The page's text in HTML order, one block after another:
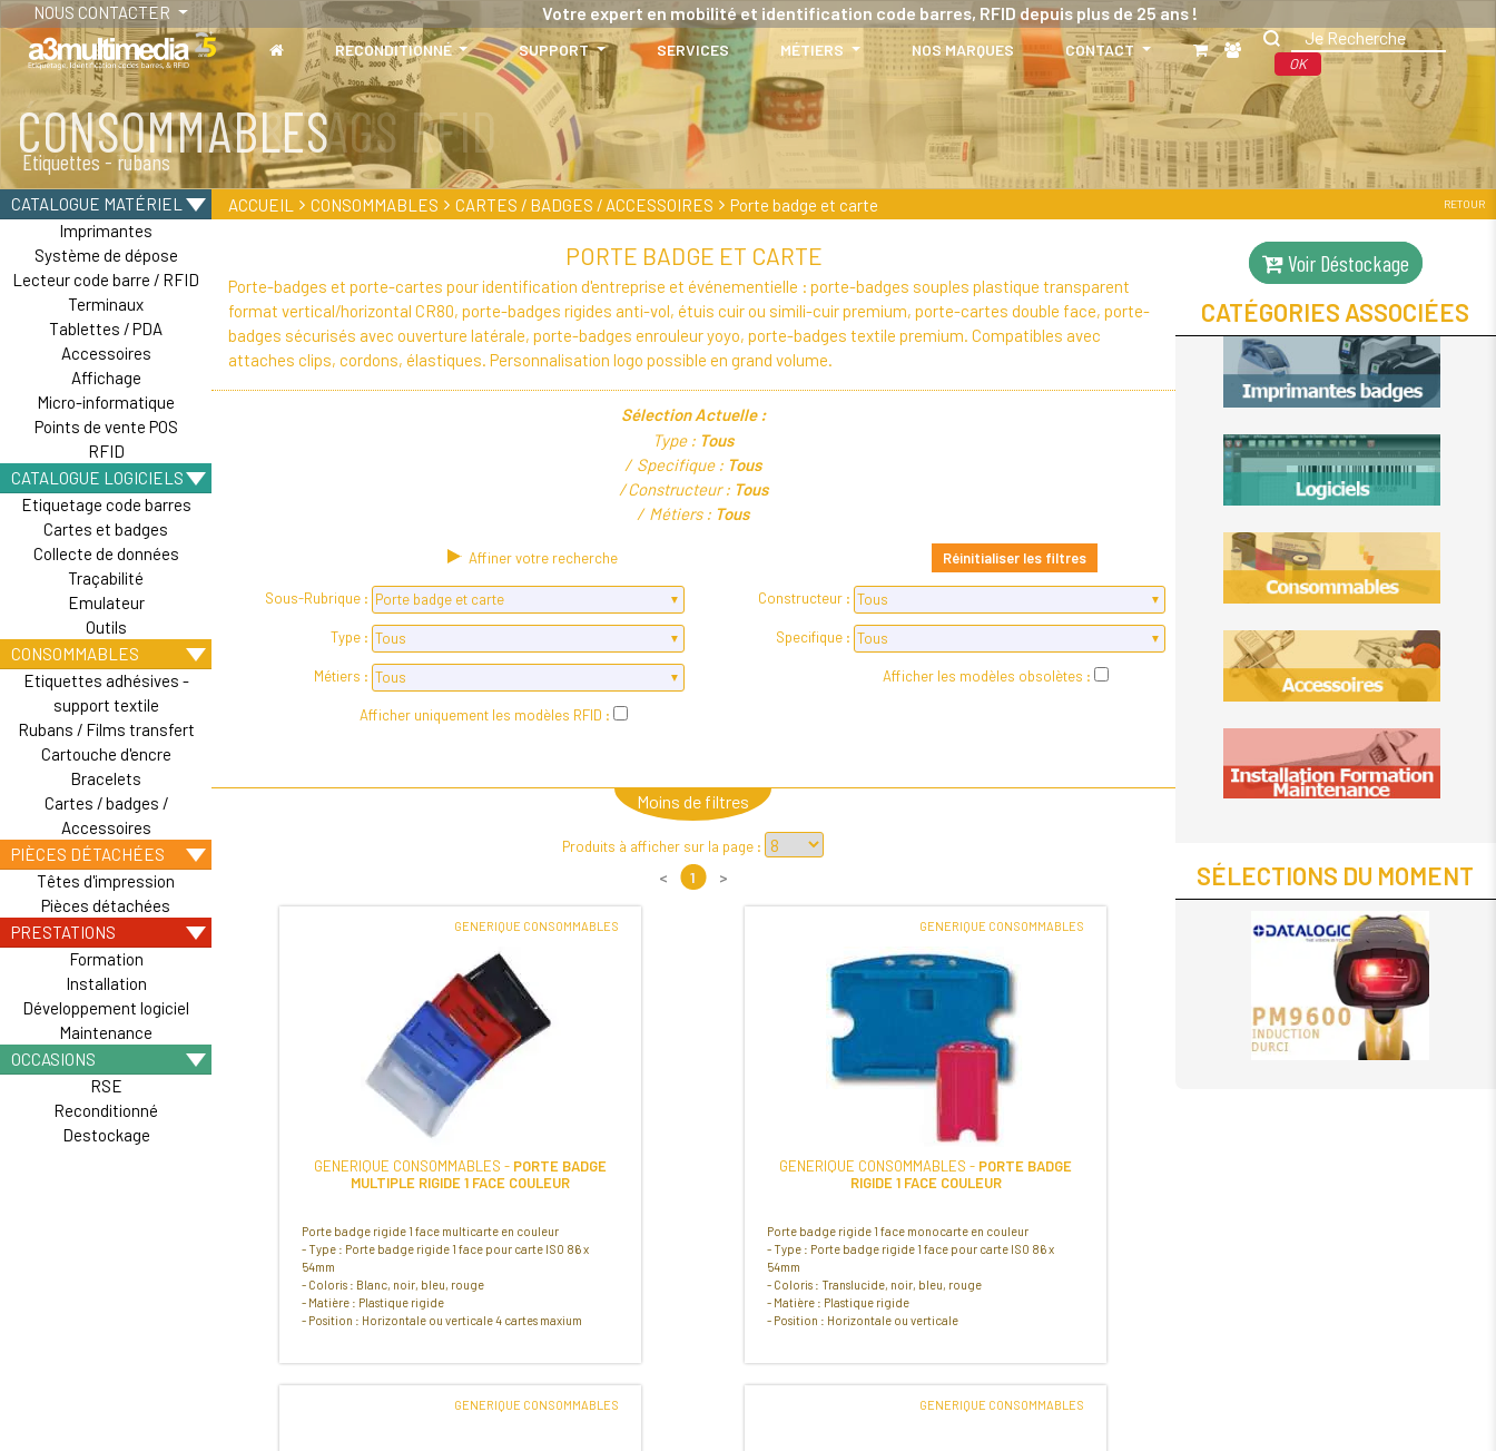
NOUS CONTACTER Votre expert en mobilité et identification code barres, RFID depuis plus de 25 ans !
RECONDITIONNÉ SUPPORT SERVICES MÉTIERS NOS MARQUES CONTACT
OK
ÉTIQUETTES & TAGS RFID
Adhésives - Tags
CATALOGUE MATÉRIEL
Imprimantes
Système de dépose
Lecteur code barre / RFID
Terminaux
Tablettes / PDA
Accessoires
Affichage
Micro-informatique
Points de vente POS
RFID
CATALOGUE LOGICIELS
Etiquetage code barres
Cartes et badges
Collecte de données
Traçabilité
Emulateur
Outils
CONSOMMABLES
Etiquettes adhésives -
support textile
Rubans / Films transfert
Cartouche d'encre
Bracelets
Cartes / badges /
Accessoires
PIÈCES DÉTACHÉES
Têtes d'impression
Pièces détachées
PRESTATIONS
Formation
Installation
Développement logiciel
Maintenance
OCCASIONS
RSE
Reconditionné
Destockage
ACCUEIL CONSOMMABLES CARTES / BADGES / ACCESSOIRES Porte badge et carte RETOUR
PORTE BADGE ET CARTE
Porte-badges et porte-cartes pour identification d'entreprise et événementielle : porte-badges souples plastique transparent
format vertical/horizontal CR80, porte-badges rigides anti-vol, étuis cuir ou simili-cuir premium, porte-cartes double face, porte-
badges sécurisés avec ouverture latérale, porte-badges enrouleur yoyo, porte-badges textile premium. Compatibles avec
attaches clips, cordons, élastiques. Personnalisation logo possible en grand volume.
Sélection Actuelle :
Type : Tous
Specifique : Tous
Constructeur : Tous
Métiers : Tous
Affiner votre recherche Réinitialiser les filtres
Sous-Rubrique : Constructeur :
Type : Specifique :
Métiers : Afficher les modèles obsolètes :
Afficher uniquement les modèles RFID :
Moins de filtres
Produits à afficher sur la page :
< 1 >
GENERIQUE CONSOMMABLES
GENERIQUE CONSOMMABLES - PORTE BADGE
MULTIPLE RIGIDE 1 FACE COULEUR
Porte badge rigide 1 face multicarte en couleur
- Type : Porte badge rigide 1 face pour carte ISO 86 x
54mm
- Coloris : Blanc, noir, bleu, rouge
- Matière : Plastique rigide
- Position : Horizontale ou verticale 4 cartes maxium
GENERIQUE CONSOMMABLES
GENERIQUE CONSOMMABLES - PORTE BADGE
RIGIDE 1 FACE COULEUR
Porte badge rigide 1 face monocarte en couleur
- Type : Porte badge rigide 1 face pour carte ISO 86 x
54mm
- Coloris : Translucide, noir, bleu, rouge
- Matière : Plastique rigide
- Position : Horizontale ou verticale
GENERIQUE CONSOMMABLES GENERIQUE CONSOMMABLES
Voir Déstockage
CATÉGORIES ASSOCIÉES
SÉLECTIONS DU MOMENT